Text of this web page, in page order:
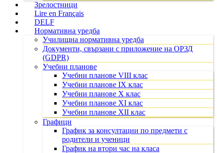
Зрелостници
Lire en Français
DELF
Нормативна уредба
Училищна нормативна уредба
Документи, свързани с приложение на ОРЗД
(GDPR)
Учебни планове
Учебни планове VIII клас
Учебни планове IX клас
Учебни планове X клас
Учебни планове XI клас
Учебни планове XII клас
Графици
График за консултации по предмети с
родители и ученици
График на втори час на класа